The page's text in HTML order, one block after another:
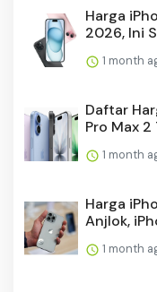
Harga
2026, Ini
1 month
Daftar
Pro Max 2
1 month
Harga
Anjlok,
1 month